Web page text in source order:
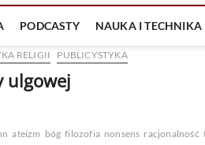
PODCASTY NAUKA I TECHNIKA
RELIGII PUBLICYSTYKA
ulgowej
ateizm bóg filozofia nonsens racjonalność